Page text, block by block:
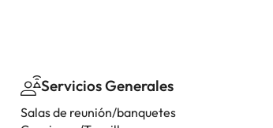
Servicios Generales
Salas de reunión/banquetes